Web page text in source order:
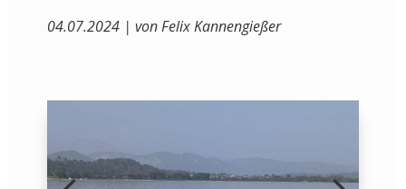
04.07.2024 | von Felix Kannengießer